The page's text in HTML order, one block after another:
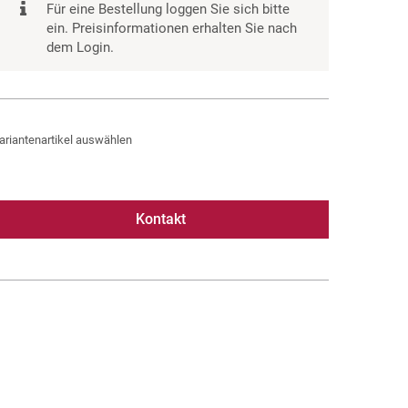
Für eine Bestellung loggen Sie sich bitte
ein. Preisinformationen erhalten Sie nach
dem Login.
auswählen
Kontakt